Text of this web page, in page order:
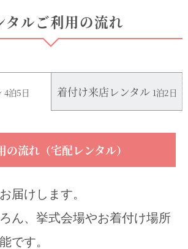
タルご利用の流れ
4泊5日 着付け来店レンタル 1泊2日
の流れ（宅配レンタル）
届けします。
ん、挙式会場やお着付け場所
です。